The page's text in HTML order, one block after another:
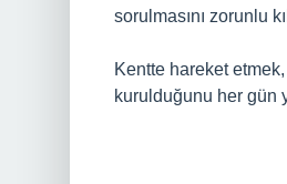
sorulmasını zorunlu
Kentte hareket
kurulduğunu her gün